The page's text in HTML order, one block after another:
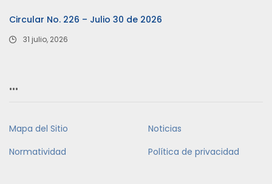
Circular No. 226 – Julio 30 de 2026
31 julio, 2026
…
Mapa del Sitio
Noticias
Normatividad
Política de privacidad